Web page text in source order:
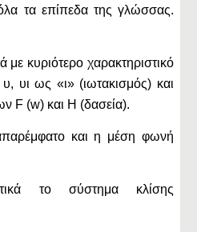
τα επίπεδα της γλώσσας.
κυριότερο χαρακτηριστικό
υι ως «ι» (ιωτακισμός) και
F (w) και H (δασεία).
και η μέση φωνή
το σύστημα κλίσης